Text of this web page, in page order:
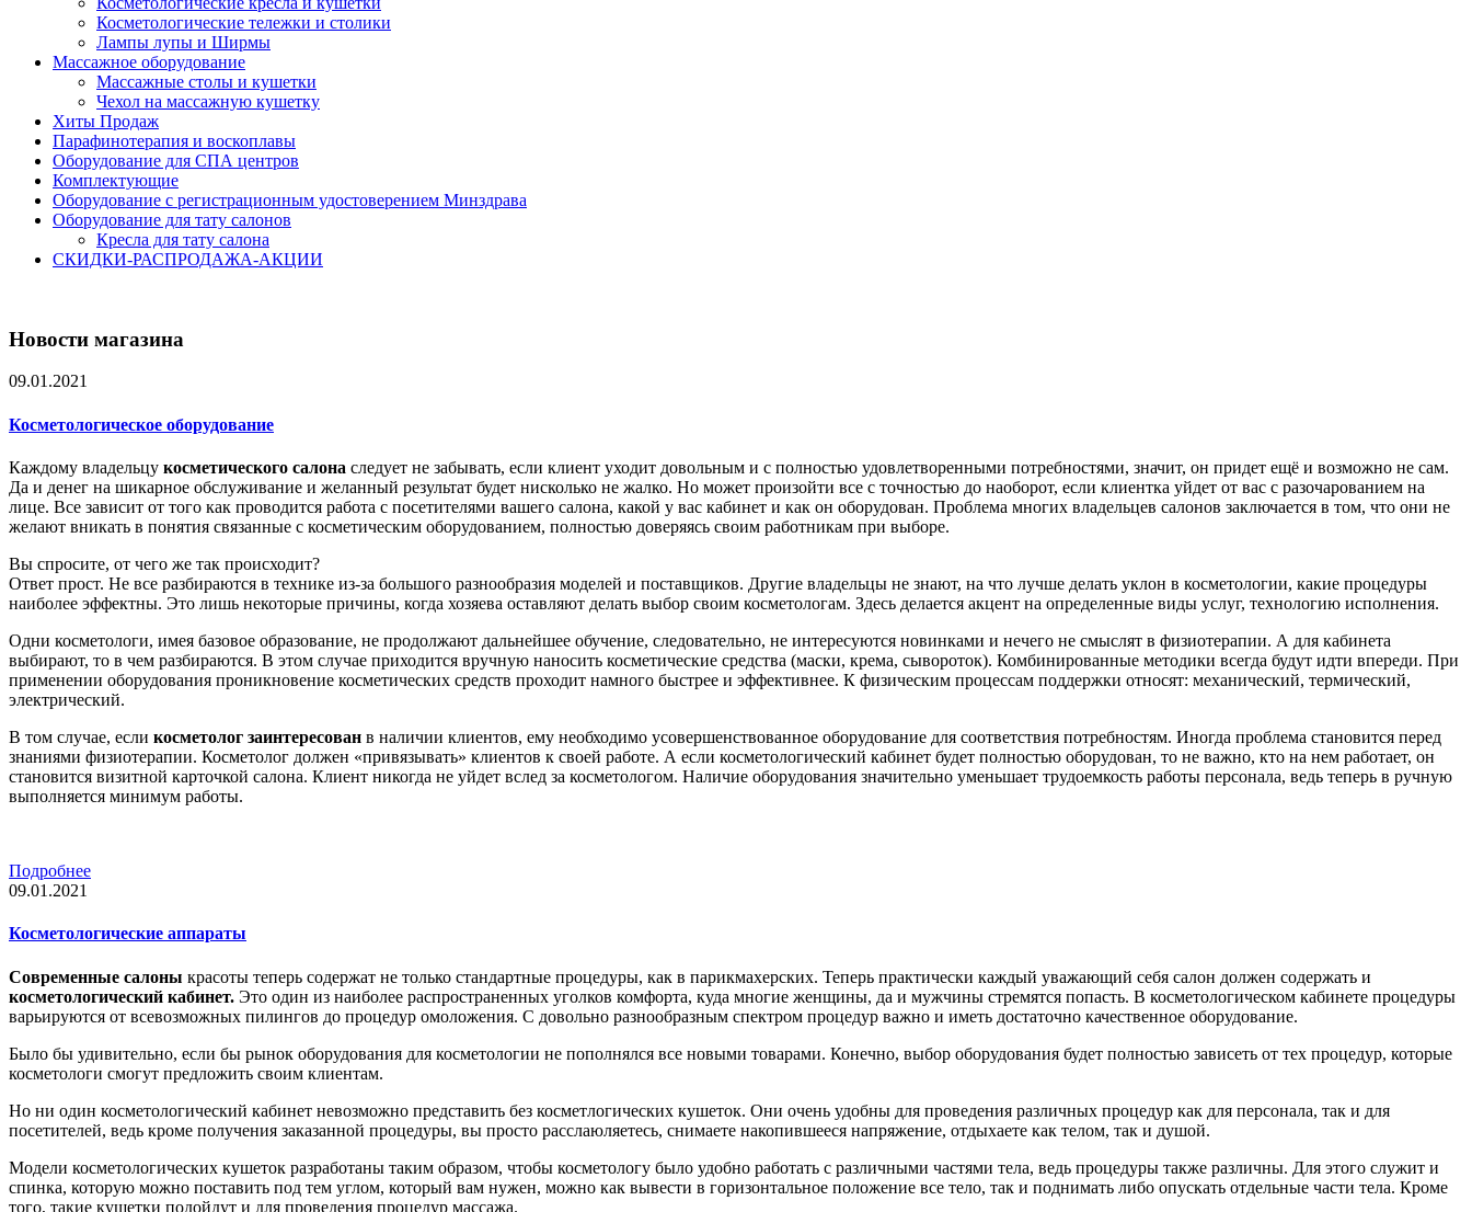
Косметологические тележки и столики
Лампы лупы и Ширмы
Массажное оборудование
Массажные столы и кушетки
Чехол на массажную кушетку
Хиты Продаж
Парафинотерапия и воскоплавы
Оборудование для СПА центров
Комплектующие
Оборудование с регистрационным удостоверением Минздрава
Оборудование для тату салонов
Кресла для тату салона
СКИДКИ-РАСПРОДАЖА-АКЦИИ
Новости магазина
09.01.2021
Косметологическое оборудование
Каждому владельцу косметического салона следует не забывать, если клиент уходит довольным и с полностью удовлетворенными потребностями, значит, он придет ещё и возможно не сам.
Да и денег на шикарное обслуживание и желанный результат будет нисколько не жалко. Но может произойти все с точностью до наоборот, если клиентка уйдет от вас с разочарованием на
лице. Все зависит от того как проводится работа с посетителями вашего салона, какой у вас кабинет и как он оборудован. Проблема многих владельцев салонов заключается в том, что они не
желают вникать в понятия связанные с косметическим оборудованием, полностью доверяясь своим работникам при выборе.
Вы спросите, от чего же так происходит?
Ответ прост. Не все разбираются в технике из-за большого разнообразия моделей и поставщиков. Другие владельцы не знают, на что лучше делать уклон в косметологии, какие процедуры
наиболее эффектны. Это лишь некоторые причины, когда хозяева оставляют делать выбор своим косметологам. Здесь делается акцент на определенные виды услуг, технологию исполнения.
Одни косметологи, имея базовое образование, не продолжают дальнейшее обучение, следовательно, не интересуются новинками и нечего не смыслят в физиотерапии. А для кабинета
выбирают, то в чем разбираются. В этом случае приходится вручную наносить косметические средства (маски, крема, сывороток). Комбинированные методики всегда будут идти впереди. При
применении оборудования проникновение косметических средств проходит намного быстрее и эффективнее. К физическим процессам поддержки относят: механический, термический,
электрический.
В том случае, если косметолог заинтересован в наличии клиентов, ему необходимо усовершенствованное оборудование для соответствия потребностям. Иногда проблема становится перед
знаниями физиотерапии. Косметолог должен «привязывать» клиентов к своей работе. А если косметологический кабинет будет полностью оборудован, то не важно, кто на нем работает, он
становится визитной карточкой салона. Клиент никогда не уйдет вслед за косметологом. Наличие оборудования значительно уменьшает трудоемкость работы персонала, ведь теперь в ручную
выполняется минимум работы.
Подробнее
09.01.2021
Косметологические аппараты
Современные салоны красоты теперь содержат не только стандартные процедуры, как в парикмахерских. Теперь практически каждый уважающий себя салон должен содержать и
косметологический кабинет. Это один из наиболее распространенных уголков комфорта, куда многие женщины, да и мужчины стремятся попасть. В косметологическом кабинете процедуры
варьируются от всевозможных пилингов до процедур омоложения. С довольно разнообразным спектром процедур важно и иметь достаточно качественное оборудование.
Было бы удивительно, если бы рынок оборудования для косметологии не пополнялся все новыми товарами. Конечно, выбор оборудования будет полностью зависеть от тех процедур, которые
косметологи смогут предложить своим клиентам.
Но ни один косметологический кабинет невозможно представить без косметлогических кушеток. Они очень удобны для проведения различных процедур как для персонала, так и для
посетителей, ведь кроме получения заказанной процедуры, вы просто расслаюляетесь, снимаете накопившееся напряжение, отдыхаете как телом, так и душой.
Модели косметологических кушеток разработаны таким образом, чтобы косметологу было удобно работать с различными частями тела, ведь процедуры также различны. Для этого служит и
спинка, которую можно поставить под тем углом, который вам нужен, можно как вывести в горизонтальное положение все тело, так и поднимать либо опускать отдельные части тела. Кроме
того, такие кушетки подойдут и для проведения процедур массажа.